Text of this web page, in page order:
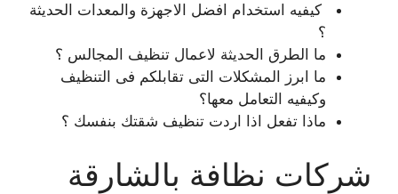
كيفيه استخدام افضل الاجهزة والمعدات الحديثة
؟
ما الطرق الحديثة لاعمال تنظيف المجالس ؟
ما ابرز المشكلات التى تقابلكم فى التنظيف
وكيفيه التعامل معها؟
ماذا تفعل اذا اردت تنظيف شقتك بنفسك ؟
شركات نظافة بالشارقة